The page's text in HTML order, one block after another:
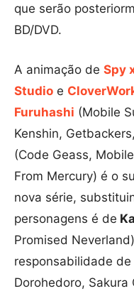
que serão
BD/DVD.
A animação de Spy
Studio e
Furuhashi (Mobile
Kenshin,
(Code Geass,
From Mercury) é o
nova série,
personagens é de
Promised
responsabilidade de
Dorohedoro, Sakura